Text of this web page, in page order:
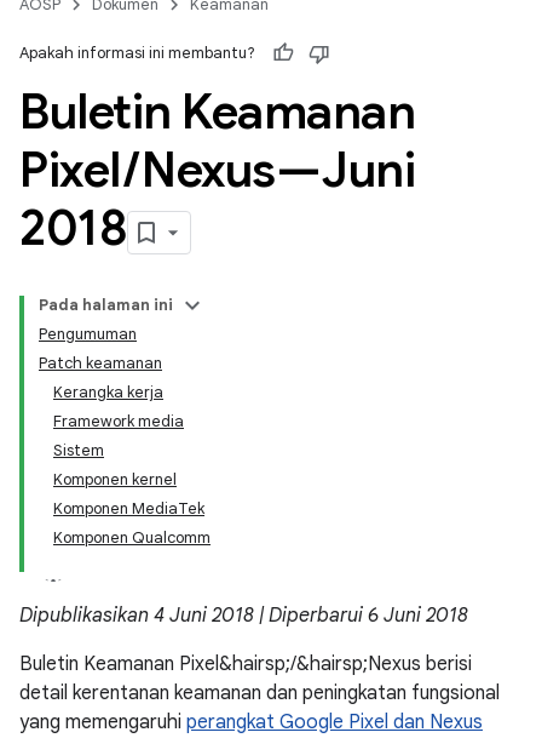
AOSP Dokumen Keamanan
Apakah informasi ini membantu?
Buletin Keamanan
Pixel/Nexus—Juni
2018
Pada halaman ini
Pengumuman
Patch keamanan
Kerangka kerja
Framework media
Sistem
Komponen kernel
Komponen MediaTek
Komponen Qualcomm
Dipublikasikan 4 Juni 2018 | Diperbarui 6 Juni 2018
Buletin Keamanan Pixel&hairsp;/&hairsp;Nexus berisi
detail kerentanan keamanan dan peningkatan fungsional
yang memengaruhi perangkat Google Pixel dan Nexus